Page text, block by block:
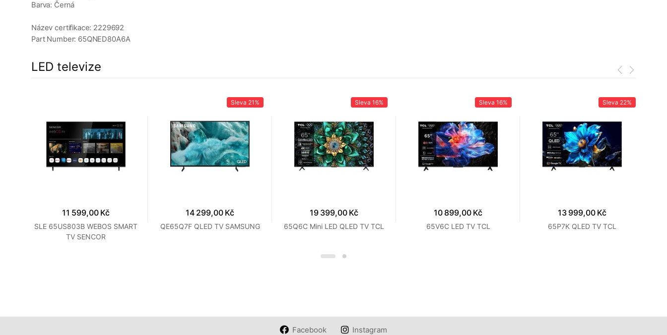
Barva: Černá
Název certifikace: 2229692
Part Number: 65QNED80A6A
LED televize
11 599,00 Kč
SLE 65US803B WEBOS SMART
TV SENCOR
Sleva 21%
14 299,00 Kč
QE65Q7F QLED TV SAMSUNG
Sleva 16%
19 399,00 Kč
65Q6C Mini LED QLED TV TCL
Sleva 16%
10 899,00 Kč
65V6C LED TV TCL
Sleva 22%
13 999,00 Kč
65P7K QLED TV TCL
Facebook Instagram